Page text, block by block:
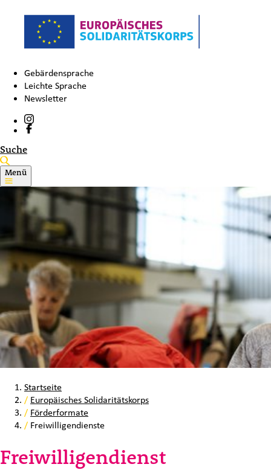
Gebärdensprache
Leichte Sprache
Newsletter
Suche
Menü
Startseite
/ Europäisches Solidaritätskorps
/ Förderformate
/ Freiwilligendienste
Freiwilligendienst